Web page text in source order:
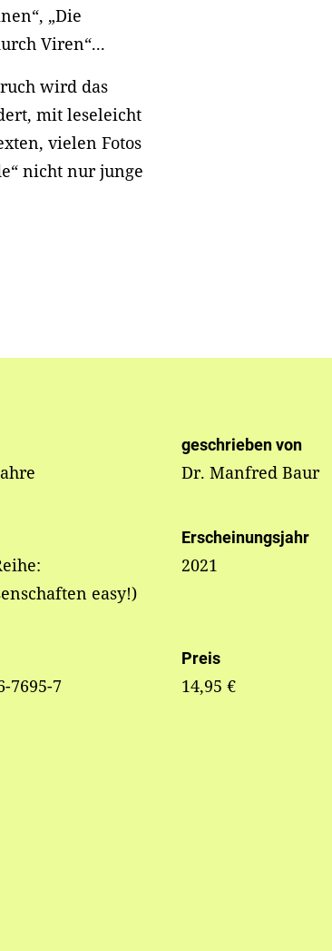
„Die
Viren“...
wird das
mit leseleicht
vielen Fotos
nicht nur junge
geschrieben von
Dr. Manfred Baur
easy!)
Erscheinungsjahr
2021
7695-7
Preis
14,95 €